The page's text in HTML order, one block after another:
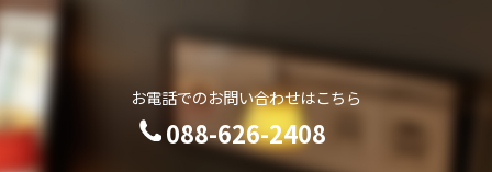
お電話でのお問い合わせはこちら
088-626-2408